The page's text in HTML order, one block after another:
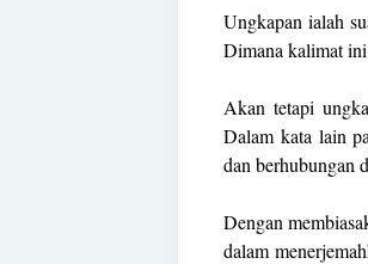
Ungkapan ialah
Dimana kalimat
Akan tetapi
Dalam kata lain
dan berhubungan
Dengan
dalam